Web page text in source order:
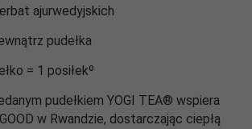
ajurwedyjskich
pudełka
= 1 posiłekº
pudełkiem YOGI TEA® wspiera
w Rwandzie, dostarczając ciepłą